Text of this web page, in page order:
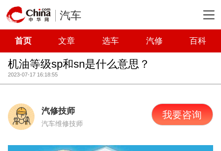
汽车
首页 文章 选车 汽修 百科
机油等级sp和sn是什么意思？
2023-07-17 16:18:55
汽修技师
汽车维修技师
我要咨询